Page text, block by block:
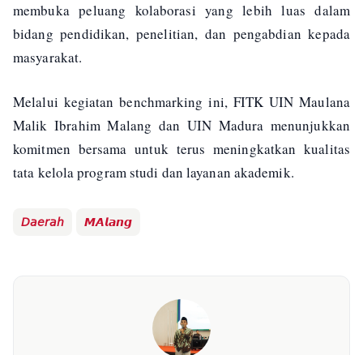
membuka peluang kolaborasi yang lebih luas dalam
bidang pendidikan, penelitian, dan pengabdian kepada
masyarakat.
Melalui kegiatan benchmarking ini, FITK UIN Maulana
Malik Ibrahim Malang dan UIN Madura menunjukkan
komitmen bersama untuk terus meningkatkan kualitas
tata kelola program studi dan layanan akademik.
𝘋𝘢𝘦𝘳𝘢𝘩 𝙈𝘼𝙡𝙖𝙣𝙜